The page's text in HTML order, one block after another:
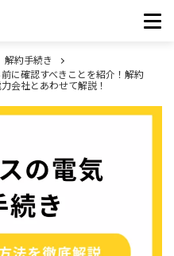
解約手続き
に確認すべきことを紹介！解約
会社とあわせて解説！